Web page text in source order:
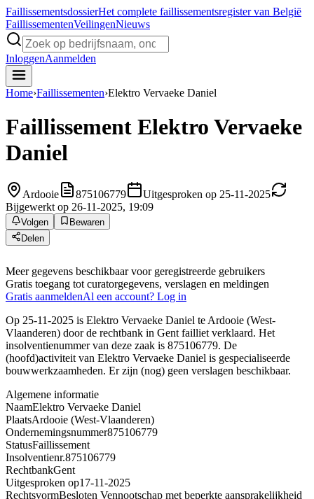
FaillissementsdossierHet complete faillissementsregister van België
FaillissementenVeilingenNieuws
InloggenAanmelden
Home›Faillissementen›Elektro Vervaeke Daniel
Faillissement Elektro Vervaeke
Daniel
Ardooie 875106779
Uitgesproken op 25-11-2025
Bijgewerkt op 26-11-2025, 19:09
Volgen
Bewaren
Delen
Meer gegevens beschikbaar voor geregistreerde gebruikers
Gratis toegang tot curatorgegevens, verslagen en meldingen
Gratis aanmeldenAl een account? Log in
Op 25-11-2025 is Elektro Vervaeke Daniel te Ardooie (West-
Vlaanderen) door de rechtbank in Gent failliet verklaard. Het
insolventienummer van deze zaak is 875106779. De
(hoofd)activiteit van Elektro Vervaeke Daniel is gespecialiseerde
bouwwerkzaamheden. Er zijn (nog) geen verslagen beschikbaar.
Algemene informatie
NaamElektro Vervaeke Daniel
PlaatsArdooie (West-Vlaanderen)
Ondernemingsnummer875106779
StatusFaillissement
Insolventienr.875106779
RechtbankGent
Uitgesproken op17-11-2025
RechtsvormBesloten Vennootschap met beperkte aansprakelijkheid